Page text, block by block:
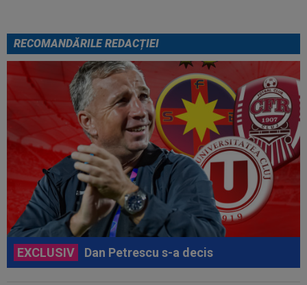
RECOMANDĂRILE REDACȚIEI
EXCLUSIV Dan Petrescu s-a decis